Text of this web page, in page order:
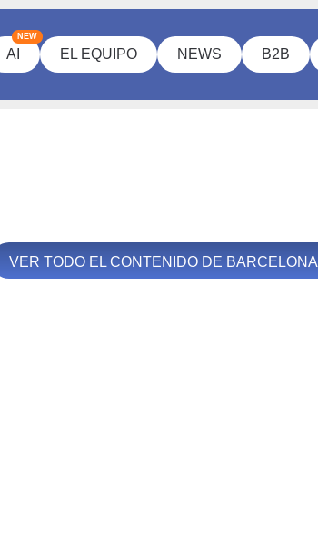
AI
NEW
EL EQUIPO NEWS B2B
VER TODO EL CONTENIDO DE BARCELONA